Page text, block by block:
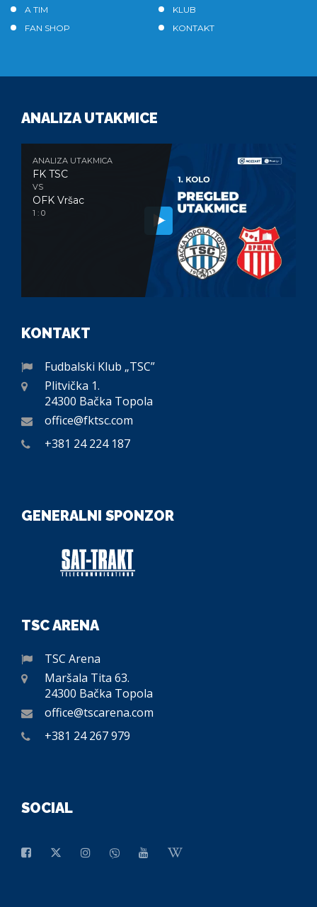
A TIM
KLUB
FAN SHOP
KONTAKT
ANALIZA UTAKMICE
ANALIZA UTAKMICA
FK TSC
VS
OFK Vršac
1 : 0
KONTAKT
Fudbalski Klub „TSC”
Plitvička 1.
24300 Bačka Topola
office@fktsc.com
+381 24 224 187
GENERALNI SPONZOR
TSC ARENA
TSC Arena
Maršala Tita 63.
24300 Bačka Topola
office@tscarena.com
+381 24 267 979
SOCIAL